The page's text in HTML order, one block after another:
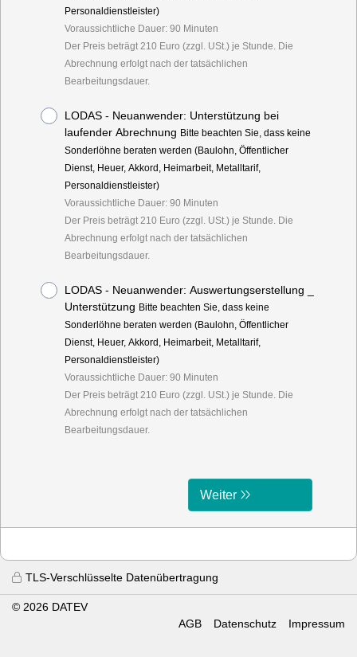
Personaldienstleister)
Voraussichtliche Dauer: 90 Minuten
Der Preis beträgt 210 Euro (zzgl. USt.) je Stunde. Die
Abrechnung erfolgt nach der tatsächlichen
Bearbeitungsdauer.
LODAS - Neuanwender: Unterstützung bei
laufender Abrechnung Bitte beachten Sie, dass keine
Sonderlöhne beraten werden (Baulohn, Öffentlicher
Dienst, Heuer, Akkord, Heimarbeit, Metalltarif,
Personaldienstleister)
Voraussichtliche Dauer: 90 Minuten
Der Preis beträgt 210 Euro (zzgl. USt.) je Stunde. Die
Abrechnung erfolgt nach der tatsächlichen
Bearbeitungsdauer.
LODAS - Neuanwender: Auswertungserstellung _
Unterstützung Bitte beachten Sie, dass keine
Sonderlöhne beraten werden (Baulohn, Öffentlicher
Dienst, Heuer, Akkord, Heimarbeit, Metalltarif,
Personaldienstleister)
Voraussichtliche Dauer: 90 Minuten
Der Preis beträgt 210 Euro (zzgl. USt.) je Stunde. Die
Abrechnung erfolgt nach der tatsächlichen
Bearbeitungsdauer.
Weiter
TLS-Verschlüsselte Datenübertragung
© 2026 DATEV
Impressum
Datenschutz
AGB